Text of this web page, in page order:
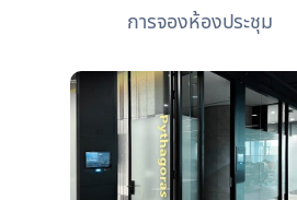
การจองห้องประชุม